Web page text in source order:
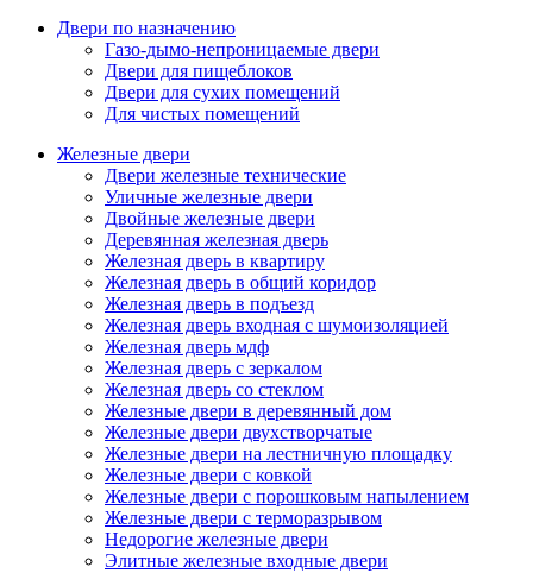
Двери по назначению
Газо-дымо-непроницаемые двери
Двери для пищеблоков
Двери для сухих помещений
Для чистых помещений
Железные двери
Двери железные технические
Уличные железные двери
Двойные железные двери
Деревянная железная дверь
Железная дверь в квартиру
Железная дверь в общий коридор
Железная дверь в подъезд
Железная дверь входная с шумоизоляцией
Железная дверь мдф
Железная дверь с зеркалом
Железная дверь со стеклом
Железные двери в деревянный дом
Железные двери двухстворчатые
Железные двери на лестничную площадку
Железные двери с ковкой
Железные двери с порошковым напылением
Железные двери с терморазрывом
Недорогие железные двери
Элитные железные входные двери